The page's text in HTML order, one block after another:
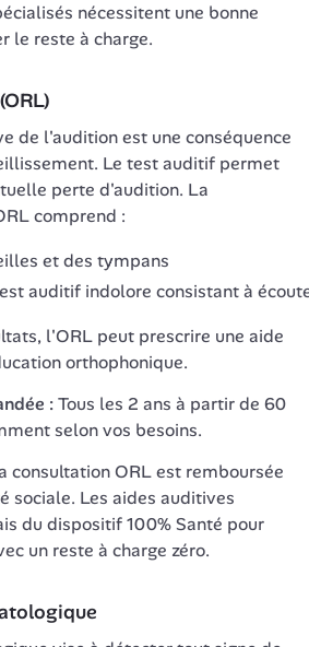
nécessitent une bonne
le reste à charge.
de l'audition est une conséquence
Le test auditif permet
perte d'audition. La
comprend :
et des tympans
auditif indolore consistant à
l'ORL peut prescrire une aide
orthophonique.
: Tous les 2 ans à partir de 60
selon vos besoins.
consultation ORL est remboursée
sociale. Les aides auditives
du dispositif 100% Santé pour
un reste à charge zéro.